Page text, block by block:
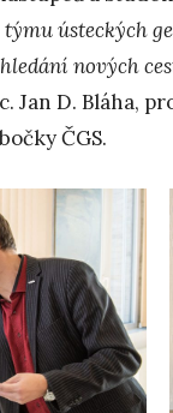
ústeckých
nových
Jan D. Bláha,
ČGS.